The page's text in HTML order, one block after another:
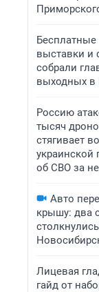
выставки и
собрали
выходных в
Россию
тысяч
стягивает
украинской
об СВО за
Авто
крышу: два
Лицевая
гайд от